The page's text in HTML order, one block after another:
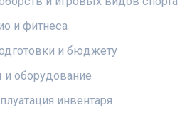
и фитнеса
и бюджету
оборудование
инвентаря